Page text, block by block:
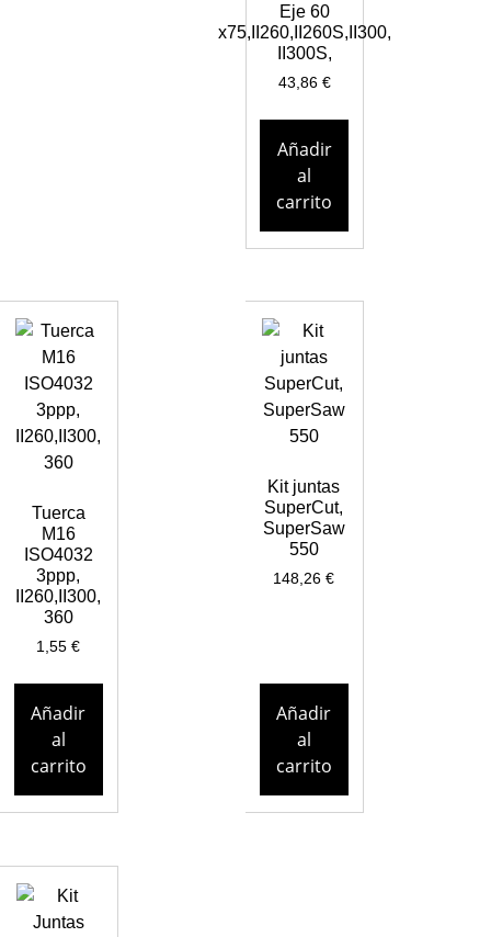
Eje 60
x75,II260,II260S,II300,
II300S,
43,86 €
Añadir
al
carrito
Tuerca
M16
ISO4032
3ppp,
II260,II300,
360
1,55€
Añadir
al
carrito
Kit juntas
SuperCut,
SuperSaw
550
148,26€
Añadir
al
carrito